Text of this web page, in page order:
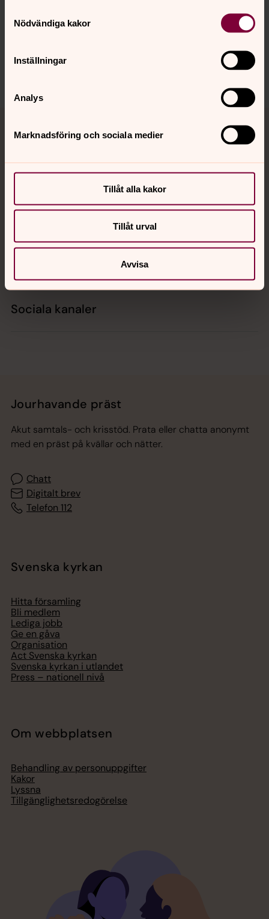
Nödvändiga kakor
Inställningar
Analys
Marknadsföring och sociala medier
Tillåt alla kakor
Tillåt urval
Avvisa
Synpunkter eller frågor på sidans
Kontakt
Sociala kanaler
Jourhavande präst
Akut samtals- och krisstöd. Prata eller chatta anonymt
med en präst på kvällar och nätter.
Chatt
Digitalt brev
Telefon 112
Svenska kyrkan
Hitta församling
Bli medlem
Lediga jobb
Ge en gåva
Organisation
Act Svenska kyrkan
Svenska kyrkan i utlandet
Press – nationell nivå
Om webbplatsen
Behandling av personuppgifter
Kakor
Lyssna
Tillgänglighetsredogörelse